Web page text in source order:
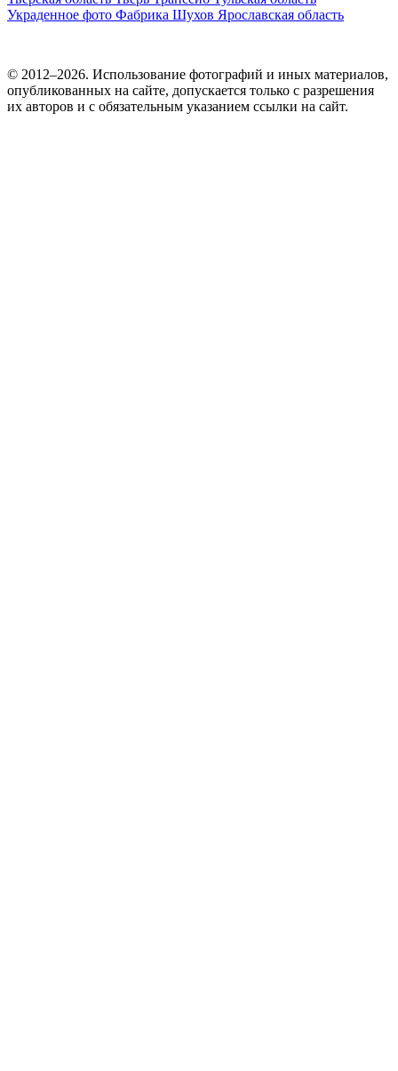
Украденное фото Фабрика Шухов Ярославская область
© 2012–2026. Использование фотографий и иных материалов,
опубликованных на сайте, допускается только с разрешения
их авторов и c обязательным указанием ссылки на сайт.